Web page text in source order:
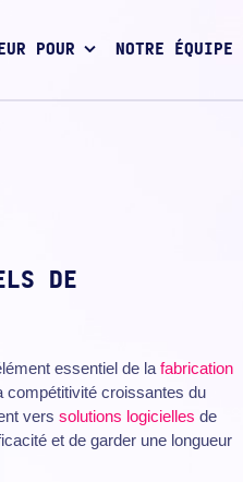
POUR NOTRE ÉQUIPE
DE
essentiel de la fabrication
croissantes du
vers solutions logicielles de
et de garder une longueur